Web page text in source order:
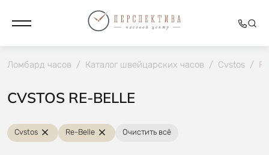
Ломбард часов / Каталог швейцарских часов / Cvstos /
CVSTOS RE-BELLE
Cvstos Re-Belle Очистить всё